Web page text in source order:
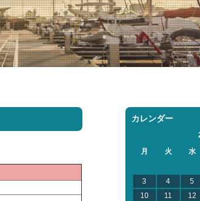
カレンダー
月
火 水
3
4 5
10
11 12